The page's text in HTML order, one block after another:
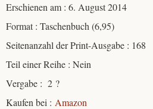
Erschienen am : 6. August 2014
Format : Taschenbuch (6,95)
Seitenanzahl der Print-Ausgabe : 168
Teil einer Reihe : Nein
Vergabe : 2 ?
Kaufen bei : Amazon